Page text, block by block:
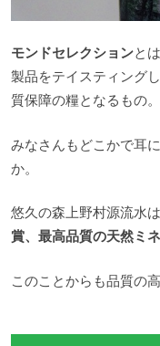
モンドセレクションと
製品をテイスティング
質保障の糧となるもの。
みなさんもどこかで耳
か。
悠久の森上野村源流水は
賞、最高品質の天然ミ
このことからも品質の